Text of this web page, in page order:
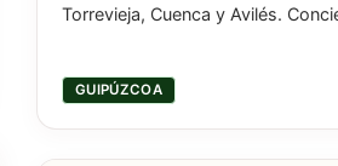
Torrevieja, Cuenca y Avilés.
GUIPÚZCOA